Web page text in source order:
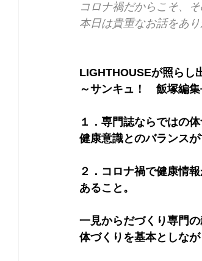
コロナ禍だからこそ、
本日は貴重なお話をあり
LIGHTHOUSEが照らし
～サンキュ！　飯塚編
１．専門誌ならではの
健康意識とのバランス
２．コロナ禍で健康情
あること。
一見からだづくり専門
体づくりを基本としな